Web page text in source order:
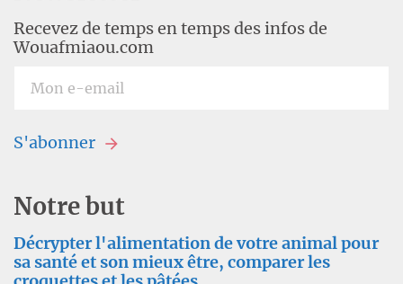
Recevez de temps en temps des infos de
Wouafmiaou.com
S'abonner
Notre but
Décrypter l'alimentation de votre animal pour
sa santé et son mieux être, comparer les